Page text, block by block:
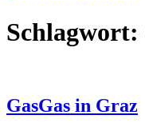
Schlagwort:
GasGas in Graz